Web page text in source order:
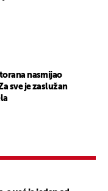
nasmijao
sve je zaslužan